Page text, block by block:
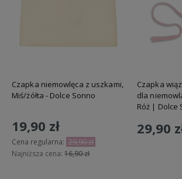
Czapka niemowlęca z uszkami,
Miś/żółta - Dolce Sonno
19,90 zł
Cena regularna: 29,90 zł
Najniższa cena: 16,90 zł
Czapka
dla
Róż | Dolce
29,90